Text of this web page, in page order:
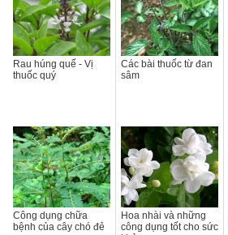
Rau húng quế - Vị
thuốc quý
Các bài thuốc từ đan
sâm
Công dụng chữa
bệnh của cây chó đẻ
Hoa nhài và những
công dụng tốt cho sức